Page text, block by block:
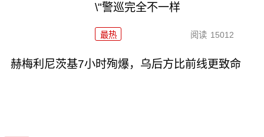
\"警巡完全不一样
最热 阅读 15012
赫梅利尼茨基7小时殉爆，乌后方比前线更致命